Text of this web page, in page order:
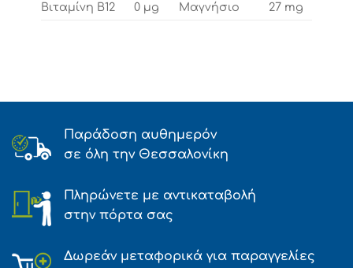
Βιταμίνη B12 0 µg Μαγνήσιο 27 mg
Παράδοση αυθημερόν
σε όλη την Θεσσαλονίκη
Πληρώνετε με αντικαταβολή
στην πόρτα σας
Δωρεάν μεταφορικά για παραγγελίες